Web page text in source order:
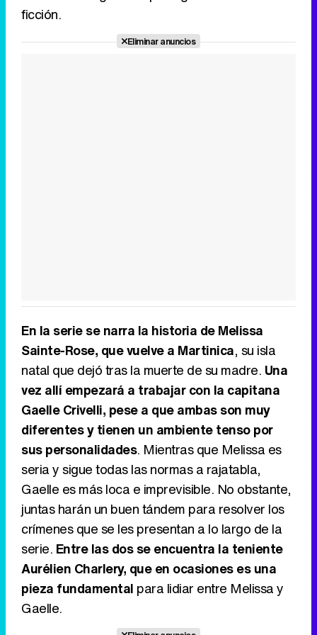
ficción.
Eliminar anuncios
En la serie se narra la historia de Melissa
Sainte-Rose, que vuelve a Martinica, su isla
natal que dejó tras la muerte de su madre. Una
vez allí empezará a trabajar con la capitana
Gaelle Crivelli, pese a que ambas son muy
diferentes y tienen un ambiente tenso por
sus personalidades. Mientras que Melissa es
seria y sigue todas las normas a rajatabla,
Gaelle es más loca e imprevisible. No obstante,
juntas harán un buen tándem para resolver los
crímenes que se les presentan a lo largo de la
serie. Entre las dos se encuentra la teniente
Aurélien Charlery, que en ocasiones es una
pieza fundamental para lidiar entre Melissa y
Gaelle.